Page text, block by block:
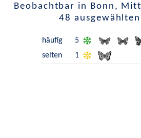
Beobachtbar in Bonn,
48
häufig
5
selten
1